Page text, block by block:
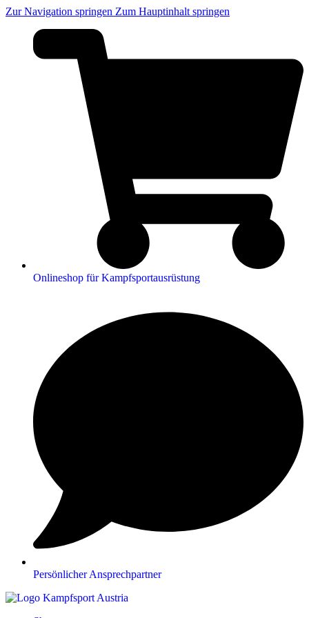
Zur Navigation springen Zum Hauptinhalt springen
Onlineshop für Kampfsportausrüstung
Persönlicher Ansprechpartner